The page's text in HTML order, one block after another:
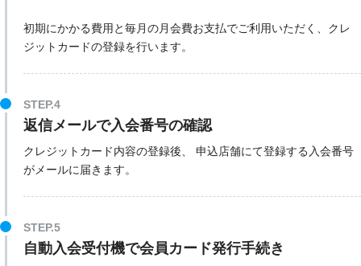
初期にかかる費用と毎月の月会費お支払でご利用いただく、クレ
ジットカードの登録を行います。
STEP.4
返信メールで入会番号の確認
クレジットカード内容の登録後、 申込店舗にて登録する入会番号
がメールに届きます。
STEP.5
自動入会受付機で会員カード発行手続き